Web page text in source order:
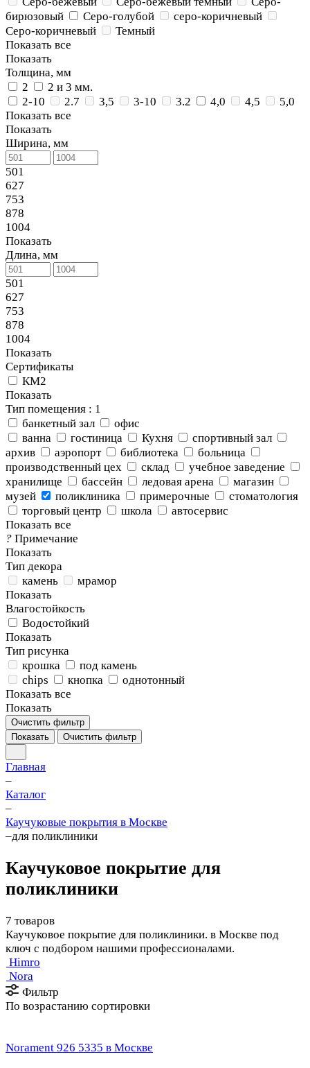
бирюзовый
Серо-голубой
серо-коричневый
Серо-коричневый
Темный
Показать все
Показать
Толщина, мм
2
2 и 3 мм.
2-10
2.7 3,5 3-10 3.2 4,0 4,5
5,0
Показать все
Показать
Ширина, мм
501
627
753
878
1004
Показать
Длина, мм
501
627
753
878
1004
Показать
Сертификаты
КМ2
Показать
Тип помещения : 1
банкетный зал
офис
ванна
гостиница Кухня
спортивный зал
архив
аэропорт библиотека
больница
производственный цех
склад
учебное заведение
хранилище
бассейн ледовая арена
магазин
музей
поликлиника примерочные
стоматология
торговый центр
школа
автосервис
Показать все
? Примечание
Показать
Тип декора
камень
мрамор
Показать
Влагостойкость
Водостойкий
Показать
Тип рисунка
крошка
под камень
chips
кнопка
однотонный
Показать все
Показать
Очистить фильтр
Показать
Очистить фильтр
Главная
–
Каталог
–
Каучуковые покрытия в Москве
–для поликлиники
Каучуковое покрытие для
поликлиники
7 товаров
Каучуковое покрытие для поликлиники. в Москве под
ключ с подбором нашими профессионалами.
Himro
Nora
Фильтр
По возрастанию сортировки
Norament 926 5335 в Москве